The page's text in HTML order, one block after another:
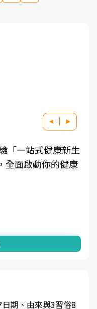
化」出發，透過醫
立對亞健康的認
期、由來與3習俗8